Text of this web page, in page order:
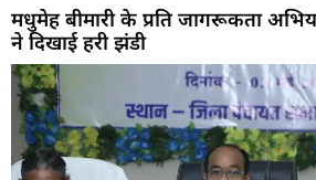
मधुमेह बीमारी के प्रति जागरूकता
ने दिखाई हरी झंडी